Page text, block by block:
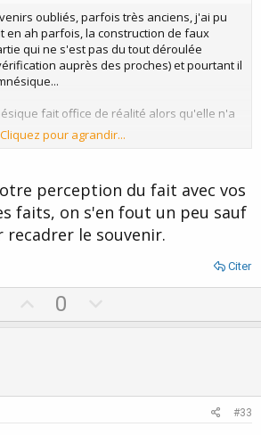
oubliés, parfois très anciens, j'ai pu
en ah parfois, la construction de faux
qui ne s'est pas du tout déroulée
auprès des proches) et pourtant il
fait office de réalité alors qu'elle n'a
symptomatique)
est il déjà arrivé ?
Cliquez pour agrandir...
perception du fait avec vos
faits, on s'en fout un peu sauf
le souvenir.
Citer
p
0
o
#33